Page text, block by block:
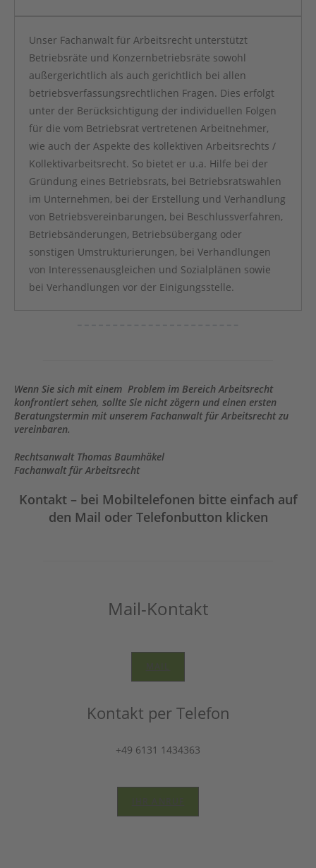
Unser Fachanwalt für Arbeitsrecht unterstützt
Betriebsräte und Konzernbetriebsräte sowohl
außergerichtlich als auch gerichtlich bei allen
betriebsverfassungsrechtlichen Fragen. Dies erfolgt
unter der Berücksichtigung der individuellen Folgen
für die vom Betriebsrat vertretenen Arbeitnehmer,
wie auch der Aspekte des kollektiven Arbeitsrechts /
Kollektivarbeitsrecht. So bietet er u.a. Hilfe bei der
Gründung eines Betriebsrats, bei Betriebsratswahlen
im Unternehmen, bei der Erstellung und Verhandlung
von Betriebsvereinbarungen, bei Beschlussverfahren,
Betriebsänderungen, Betriebsübergang oder
sonstigen Umstrukturierungen, bei Verhandlungen
von Interessenausgleichen und Sozialplänen sowie
bei Verhandlungen vor der Einigungsstelle.
Wenn Sie sich mit einem Problem im Bereich Arbeitsrecht
konfrontiert sehen, sollte Sie nicht zögern und einen ersten
Beratungstermin mit unserem Fachanwalt für Arbeitsrecht zu
vereinbaren.
Rechtsanwalt Thomas Baumhäkel
Fachanwalt für Arbeitsrecht
Kontakt – bei Mobiltelefonen bitte einfach auf
den Mail oder Telefonbutton klicken
Mail-Kontakt
Kontakt per Telefon
+49 6131 1434363